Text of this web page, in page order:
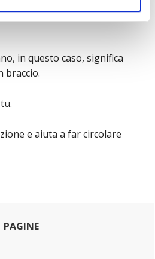
di donare sangue con
in questo caso, significa
braccio.
e aiuta a far circolare
PAGINE